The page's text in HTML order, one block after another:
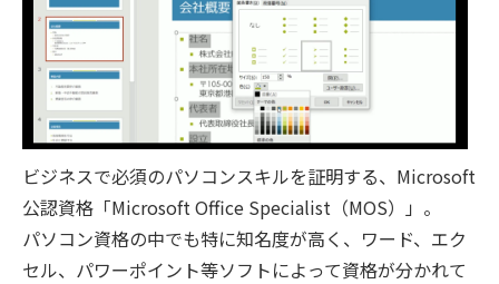
ビジネスで必須のパソコンスキルを証明する、Microsoft
公認資格「Microsoft Office Specialist（MOS）」。
パソコン資格の中でも特に知名度が高く、ワード、エク
セル、パワーポイント等ソフトによって資格が分かれて